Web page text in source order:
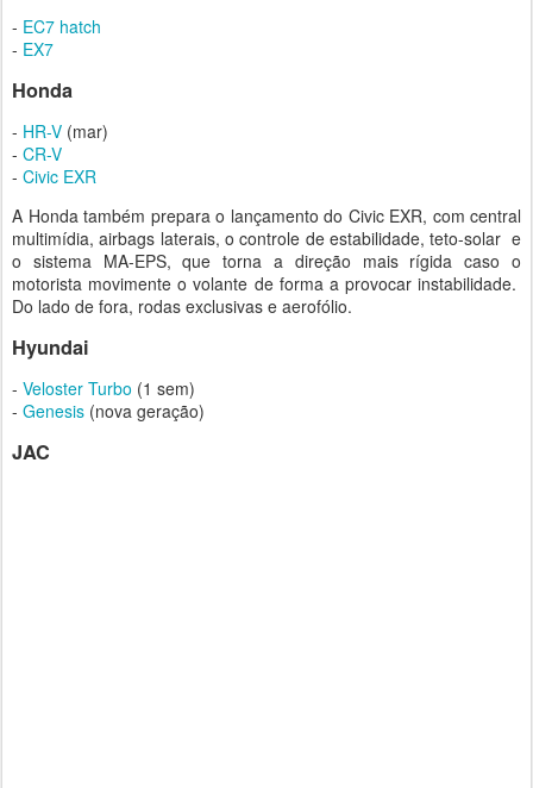
- EC7 hatch
- EX7
Honda
- HR-V (mar)
- CR-V
- Civic EXR
A Honda também prepara o lançamento do Civic EXR, com central
multimídia, airbags laterais, o controle de estabilidade, teto-solar e
o sistema MA-EPS, que torna a direção mais rígida caso o
motorista movimente o volante de forma a provocar instabilidade.
Do lado de fora, rodas exclusivas e aerofólio.
Hyundai
- Veloster Turbo (1 sem)
- Genesis (nova geração)
JAC